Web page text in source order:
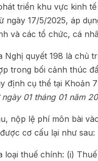
triển khu vực kinh
ngày 17/5/2025, áp
và các tổ chức, cá
quyết 198 là chủ
trong bối cảnh thúc
định cụ thể tại Khoản
01 tháng 01 năm
nộp lệ phí môn bài
cơ cấu lại như sau:
thuế chính: (i)